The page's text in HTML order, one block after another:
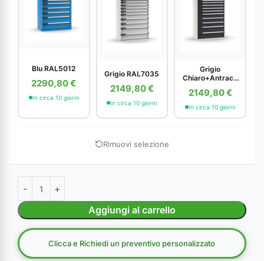
Blu RAL5012
2290,80 €
In circa 10 giorni
Grigio RAL7035
2149,80 €
In circa 10 giorni
Grigio
Chiaro+Antracit
2149,80 €
In circa 10 giorni
Rimuovi selezione
Aggiungi al carrello
Clicca e Richiedi un preventivo personalizzato